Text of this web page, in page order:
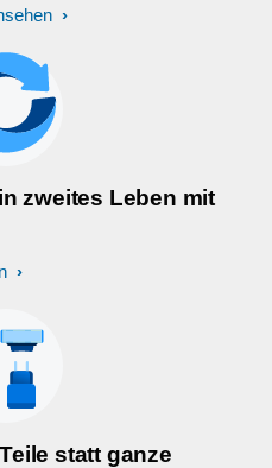
zweites Leben mit
statt ganze